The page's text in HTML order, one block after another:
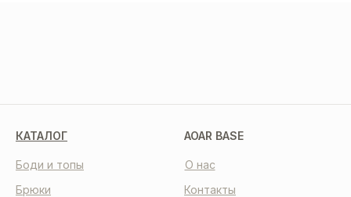
КАТАЛОГ AOAR BASE
О нас
Контакты
Боди и топы
Брюки